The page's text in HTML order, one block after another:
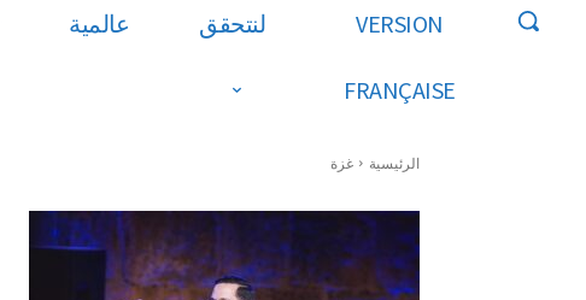
VERSION
FRANÇAISE
لنتحقق عالمية
الرئيسية غزة